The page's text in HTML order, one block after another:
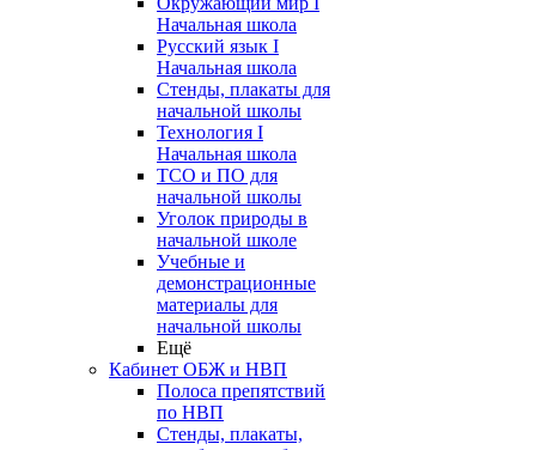
Начальная школа
Русский язык I
Начальная школа
Стенды, плакаты для
начальной школы
Технология I
Начальная школа
ТСО и ПО для
начальной школы
Уголок природы в
начальной школе
Учебные и
демонстрационные
материалы для
начальной школы
Ещё
Кабинет ОБЖ и НВП
Полоса препятствий
по НВП
Стенды, плакаты,